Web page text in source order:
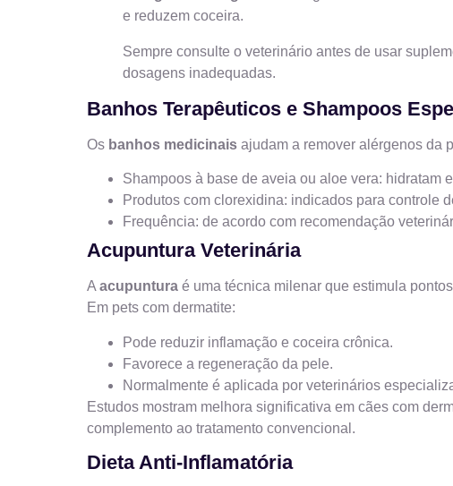
e reduzem coceira.
Sempre consulte o veterinário antes de usar
dosagens inadequadas.
Banhos Terapêuticos e Shampoos
Os banhos medicinais ajudam a remover alérgenos da
Shampoos à base de aveia ou aloe vera: hidratam
Produtos com clorexidina: indicados para controle
Frequência: de acordo com recomendação
Acupuntura Veterinária
A acupuntura é uma técnica milenar que estimula
Em pets com dermatite:
Pode reduzir inflamação e coceira crônica.
Favorece a regeneração da pele.
Normalmente é aplicada por veterinários
Estudos mostram melhora significativa em cães com
complemento ao tratamento convencional.
Dieta Anti-Inflamatória